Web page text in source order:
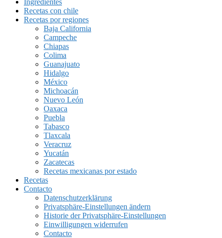
Ingredientes
Recetas con chile
Recetas por regiones
Baja California
Campeche
Chiapas
Colima
Guanajuato
Hidalgo
México
Michoacán
Nuevo León
Oaxaca
Puebla
Tabasco
Tlaxcala
Veracruz
Yucatán
Zacatecas
Recetas mexicanas por estado
Recetas
Contacto
Datenschutzerklärung
Privatsphäre-Einstellungen ändern
Historie der Privatsphäre-Einstellungen
Einwilligungen widerrufen
Contacto